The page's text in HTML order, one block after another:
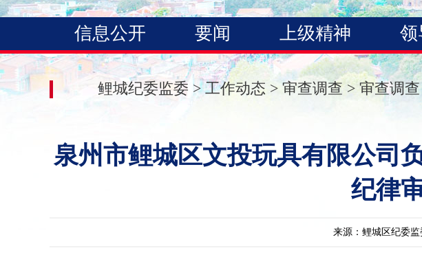
信息公开 要闻 上级精神 领
鲤城纪委监委 >工作动态 > 审查调查>审查调查
泉州市鲤城区文投玩具有限公司
纪律
来源：鲤城区纪委监